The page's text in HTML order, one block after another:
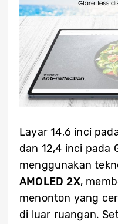
Layar 14,6 inci
dan 12,4 inci pada
menggunakan
AMOLED 2X,
menonton yang
di luar ruangan.